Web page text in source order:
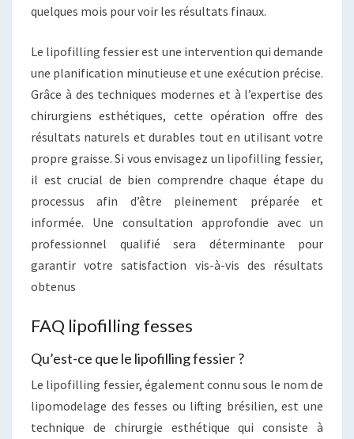
quelques mois pour voir les résultats finaux.
Le lipofilling fessier est une intervention qui demande
une planification minutieuse et une exécution précise.
Grâce à des techniques modernes et à l’expertise des
chirurgiens esthétiques, cette opération offre des
résultats naturels et durables tout en utilisant votre
propre graisse. Si vous envisagez un lipofilling fessier,
il est crucial de bien comprendre chaque étape du
processus afin d’être pleinement préparée et
informée. Une consultation approfondie avec un
professionnel qualifié sera déterminante pour
garantir votre satisfaction vis-à-vis des résultats
obtenus
FAQ lipofilling fesses
Qu’est-ce que le lipofilling fessier ?
Le lipofilling fessier, également connu sous le nom de
lipomodelage des fesses ou lifting brésilien, est une
technique de chirurgie esthétique qui consiste à